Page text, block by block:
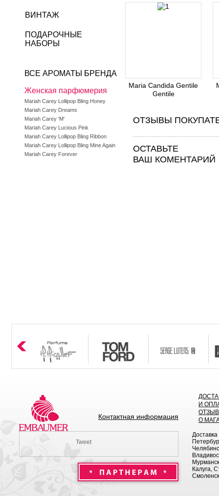
Maria Candida Gentile
Gentile
ОТЗЫВЫ
ОСТАВЬТЕ
ВАШ КОМЕНТАРИЙ
ВИНТАЖ
ПОДАРОЧНЫЕ
НАБОРЫ
ВСЕ АРОМАТЫ БРЕНДА
Женская парфюмерия
Mariah Carey Lollipop Bling Honey
Mariah Carey Dreams
Mariah Carey 'M'
Mariah Carey Lucious Pink
Mariah Carey Lollipop Bling Ribbon
Mariah Carey Lollipop Bling Mine Again
Mariah Carey Forever
Контактная информация
И
О
Tweet
Калуга,